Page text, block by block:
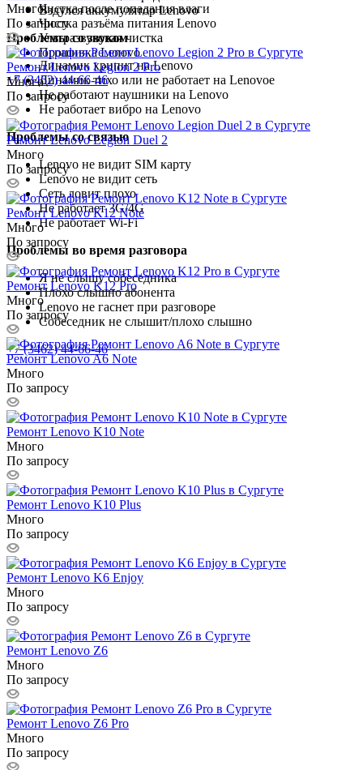
Вздулся аккумулятор Lenovo
Проблемы со звуком
Динамик хрипит на Lenovo
Динамик тихо или не работает на Lenovoе
Не работают наушники на Lenovo
Не работает вибро на Lenovo
Проблемы со связью
Lenovo не видит SIM карту
Lenovo не видит сеть
Сеть ловит плохо
Не работает 3G/4G
Не работает Wi-Fi
Проблемы во время разговора
Я не слышу собеседника
Плохо слышно абонента
Lenovo не гаснет при разговоре
Собеседник не слышит/плохо слышно
+7 (3462) 44-66-46
Чистка после попадания влаги
Чистка разъёма питания Lenovo
Ультразвуковая чистка
Прошивка Lenovo
+7 (3462) 44-66-46
Много
По запросу
Ремонт Lenovo Legion 2 Pro
Много
По запросу
Ремонт Lenovo Legion Duel 2
Много
По запросу
Ремонт Lenovo K12 Note
Много
По запросу
Ремонт Lenovo K12 Pro
Много
По запросу
Ремонт Lenovo A6 Note
Много
По запросу
Ремонт Lenovo K10 Note
Много
По запросу
Ремонт Lenovo K10 Plus
Много
По запросу
Ремонт Lenovo K6 Enjoy
Много
По запросу
Ремонт Lenovo Z6
Много
По запросу
Ремонт Lenovo Z6 Pro
Много
По запросу